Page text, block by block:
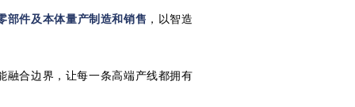
部件及本体量产制造和销售 ，以智造
融合边界，让每一条高端产线都拥有